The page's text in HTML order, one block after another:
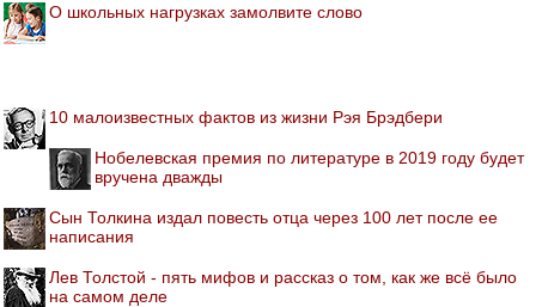
О школьных нагрузках замолвите слово
10 малоизвестных фактов из жизни Рэя Брэдбери
Нобелевская премия по литературе в 2019 году будет
вручена дважды
Сын Толкина издал повесть отца через 100 лет после ее
написания
Лев Толстой - пять мифов и рассказ о том, как же всё было
на самом деле